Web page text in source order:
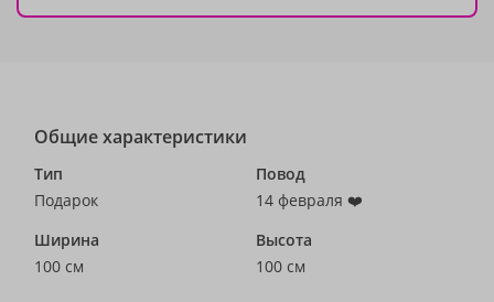
Общие характеристики
Тип
Подарок
Повод
14 февраля ❤️
Ширина
100 см
Высота
100 см